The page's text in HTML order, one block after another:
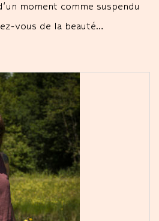
moment comme suspendu
vous de la beauté…